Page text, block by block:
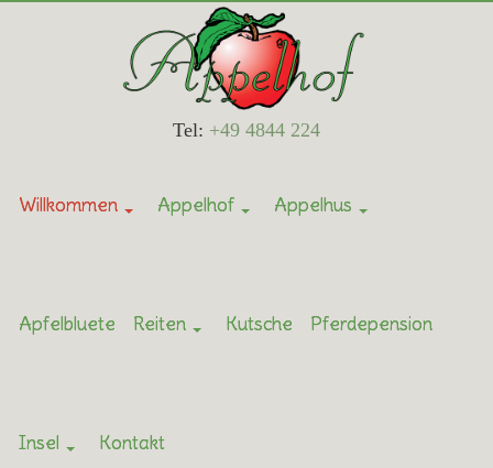
Tel: +49 4844 224
Willkommen Appelhof Appelhus
Apfelbluete Reiten Kutsche Pferdepension
Insel Kontakt